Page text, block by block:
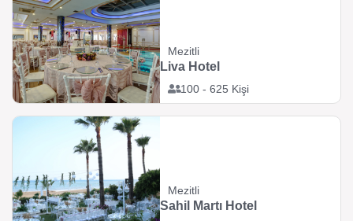
Mezitli
100 - 625 Kişi
Liva Hotel
Mezitli
Sahil Martı Hotel